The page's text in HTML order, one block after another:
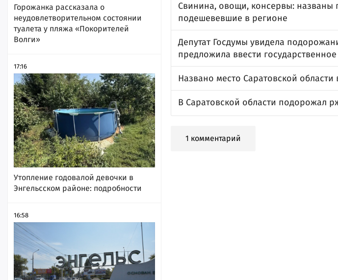
Горожанка рассказала о
неудовлетворительном состоянии
туалета у пляжа «Покорителей
Волги»
17:16
Утопление годовалой девочки в
Энгельсском районе: подробности
16:58
Свинина, овощи, консервы:
подешевевшие в регионе
Депутат Госдумы увидела
предложила ввести
Названо место Саратовской
В Саратовской области подорожал
1 комментарий